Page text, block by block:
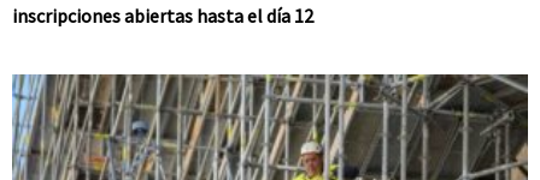
inscripciones abiertas hasta el día 12